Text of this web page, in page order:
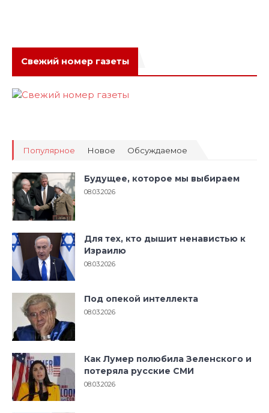
Свежий номер газеты
Популярное Новое Обсуждаемое
Будущее, которое мы выбираем
08.03.2026
Для тех, кто дышит ненавистью к
Израилю
08.03.2026
Под опекой интеллекта
08.03.2026
Как Лумер полюбила Зеленского и
потеряла русские СМИ
08.03.2026